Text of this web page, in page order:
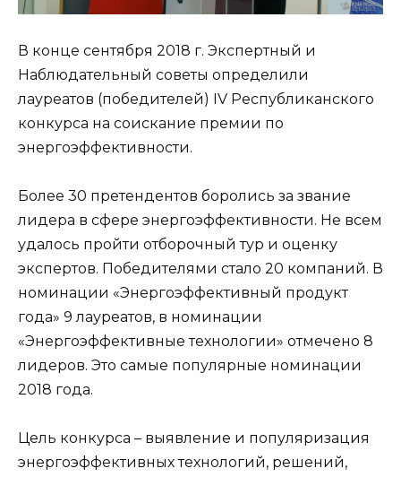
В конце сентября 2018 г. Экспертный и
Наблюдательный советы определили
лауреатов (победителей) IV Республиканского
конкурса на соискание премии по
энергоэффективности.
Более 30 претендентов боролись за звание
лидера в сфере энергоэффективности. Не всем
удалось пройти отборочный тур и оценку
экспертов. Победителями стало 20 компаний. В
номинации «Энергоэффективный продукт
года» 9 лауреатов, в номинации
«Энергоэффективные технологии» отмечено 8
лидеров. Это самые популярные номинации
2018 года.
Цель конкурса – выявление и популяризация
энергоэффективных технологий, решений,